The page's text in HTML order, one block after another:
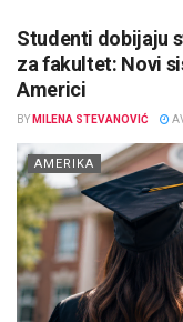
Studenti dobijaju
za fakultet: Novi
Americi
BY MILENA STEVANOVIĆ
AMERIKA